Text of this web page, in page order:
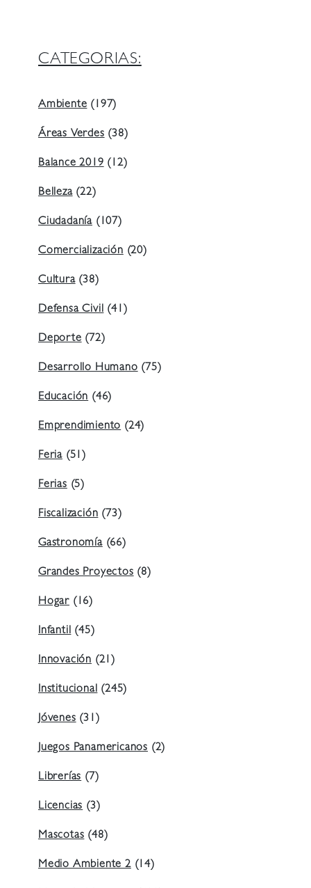
CATEGORIAS:
Ambiente(197)
Áreas Verdes(38)
Balance 2019(12)
Belleza(22)
Ciudadanía (107)
Comercialización(20)
Cultura(38)
Defensa Civil(41)
Deporte(72)
Desarrollo Humano(75)
Educación(46)
Emprendimiento(24)
Feria (51)
Ferias(5)
Fiscalización(73)
Gastronomía(66)
Grandes Proyectos(8)
Hogar (16)
Infantil(45)
Innovación (21)
Institucional(245)
Jóvenes(31)
Juegos Panamericanos (2)
Librerías(7)
Licencias(3)
Mascotas(48)
Medio Ambiente 2(14)